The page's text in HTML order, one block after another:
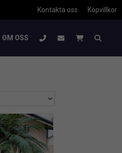
Köpvillkor
Kontakta oss
OM OSS